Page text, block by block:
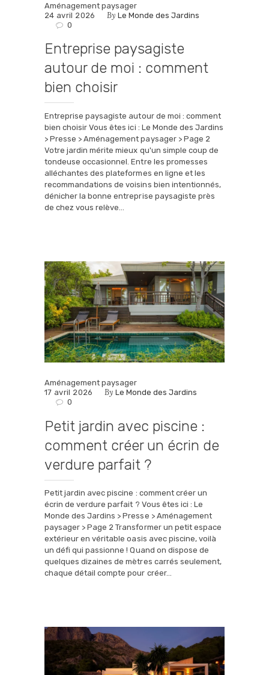
Aménagement paysager
24 avril 2026
By Le Monde des Jardins
0
Entreprise paysagiste
autour de moi : comment
bien choisir
Entreprise paysagiste autour de moi : comment
bien choisir Vous êtes ici : Le Monde des Jardins
> Presse > Aménagement paysager > Page 2
Votre jardin mérite mieux qu'un simple coup de
tondeuse occasionnel. Entre les promesses
alléchantes des plateformes en ligne et les
recommandations de voisins bien intentionnés,
dénicher la bonne entreprise paysagiste près
de chez vous relève…
Aménagement paysager
17 avril 2026
By Le Monde des Jardins
0
Petit jardin avec piscine :
comment créer un écrin de
verdure parfait ?
Petit jardin avec piscine : comment créer un
écrin de verdure parfait ? Vous êtes ici : Le
Monde des Jardins > Presse > Aménagement
paysager > Page 2 Transformer un petit espace
extérieur en véritable oasis avec piscine, voilà
un défi qui passionne ! Quand on dispose de
quelques dizaines de mètres carrés seulement,
chaque détail compte pour créer…